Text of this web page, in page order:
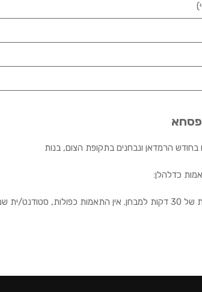
הרמדאן ונבחנים בתקופת הצום, בנות
כדלהלן:
לתוספת זו.